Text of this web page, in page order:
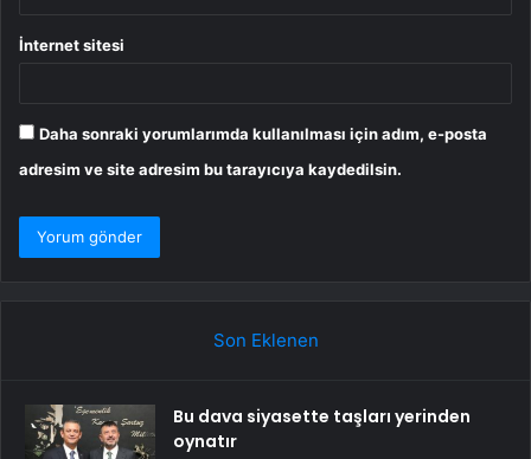
İnternet sitesi
Daha sonraki yorumlarımda kullanılması için adım, e-posta
adresim ve site adresim bu tarayıcıya kaydedilsin.
Son Eklenen
Bu dava siyasette taşları yerinden
oynatır